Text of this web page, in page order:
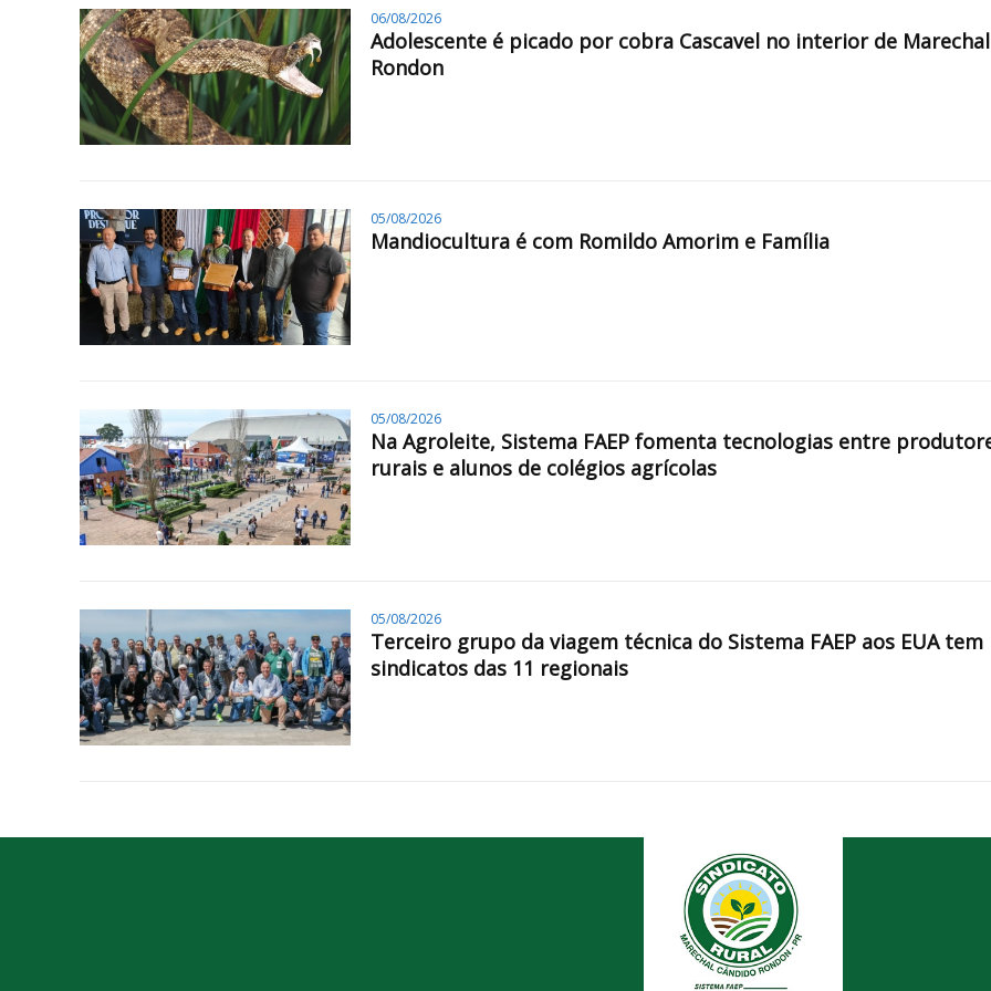
06/08/2026
Adolescente é picado por cobra Cascavel no interior de Marechal
Rondon
05/08/2026
Mandiocultura é com Romildo Amorim e Família
05/08/2026
Na Agroleite, Sistema FAEP fomenta tecnologias entre
rurais e alunos de colégios agrícolas
05/08/2026
Terceiro grupo da viagem técnica do Sistema FAEP aos EUA tem
sindicatos das 11 regionais